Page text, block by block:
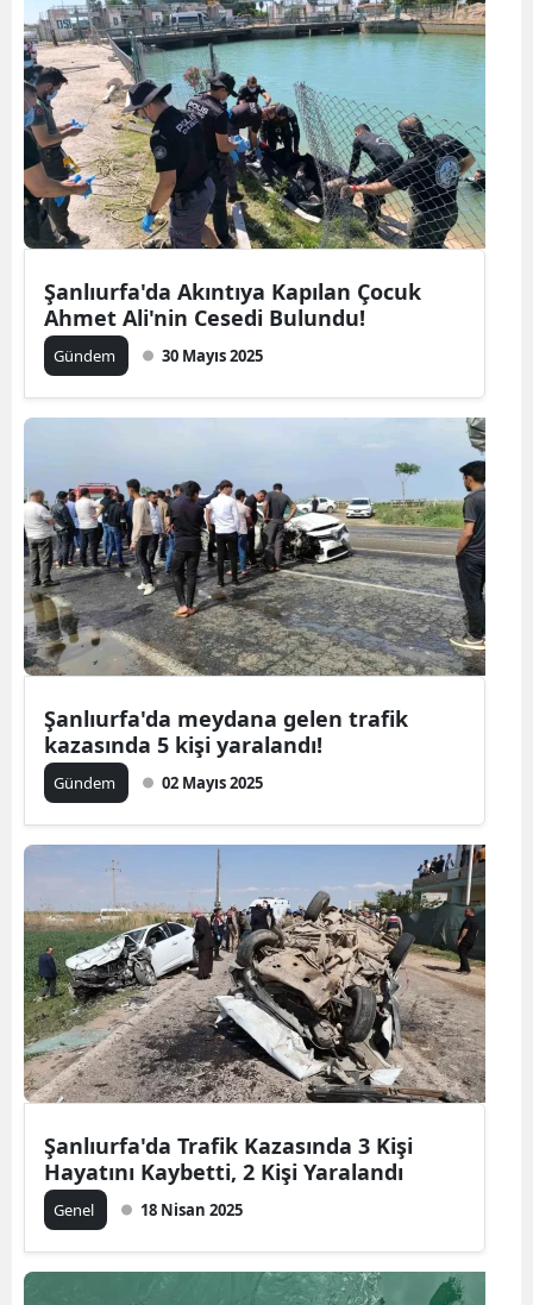
Şanlıurfa'da Akıntıya Kapılan Çocuk
Ahmet Ali'nin Cesedi Bulundu!
Gündem 30 Mayıs 2025
Şanlıurfa'da meydana gelen trafik
kazasında 5 kişi yaralandı!
Gündem 02 Mayıs 2025
Şanlıurfa'da Trafik Kazasında 3 Kişi
Hayatını Kaybetti, 2 Kişi Yaralandı
Genel 18 Nisan 2025